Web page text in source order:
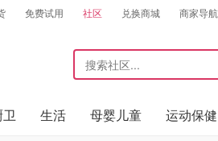
免费试用 社区 兑换商城 商家导航
生活 母婴儿童 运动保健